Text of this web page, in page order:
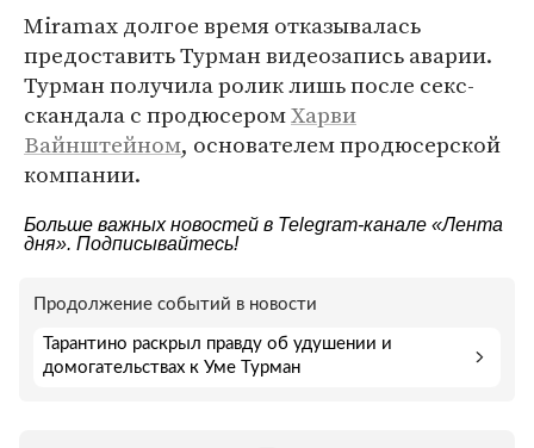
Miramax долгое время отказывалась
предоставить Турман видеозапись аварии.
Турман получила ролик лишь после секс-
скандала с продюсеромХарви
Вайнштейном, основателем продюсерской
компании.
Больше важных новостей в Telegram-канале «Лента
дня». Подписывайтесь!
Продолжение событий в новости
Тарантино раскрыл правду об удушении и
домогательствах к Уме Турман